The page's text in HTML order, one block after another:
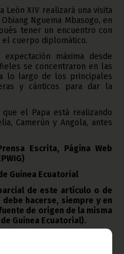
León XIV realizará una visita
Nguema Mbasogo, en
tener un encuentro con
el cuerpo diplomático.
máxima desde
se concentraron en las
lo largo de los principales
y cánticos para dar la
el Papa está realizando
Camerún y Angola, antes
Escrita, Página Web
Guinea Ecuatorial
de este artículo o de
hacerse, siempre y en
de origen de la misma
Guinea Ecuatorial).